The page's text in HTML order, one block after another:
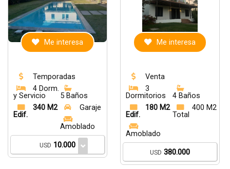
Me interesa
Temporadas
4 Dorm.
y Servicio
5 Baños
340 M2
Edif.
Garaje
Amoblado
USD 10.000
Me interesa
Venta
3
Dormitorios
4 Baños
180 M2
Edif.
400 M2
Total
Amoblado
USD 380.000